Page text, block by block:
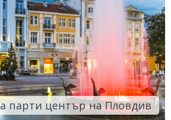
парти център на Пловдив